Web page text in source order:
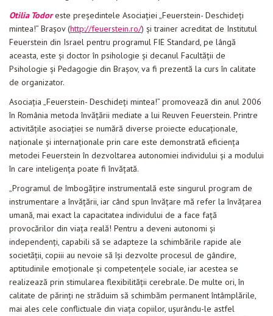
Otilia Todor este președintele Asociației „Feuerstein- Deschideți
mintea!” Braşov (http://feuerstein.ro/) și trainer acreditat de Institutul
Feuerstein din Israel pentru programul FIE Standard, pe lângă
aceasta, este și doctor în psihologie și decanul Facultății de
Psihologie și Pedagogie din Brașov, va fi prezentă la curs în calitate
de organizator.
Asociația „Feuerstein- Deschideți mintea!” promovează din anul 2006
în România metoda învățării mediate a lui Reuven Feuerstein. Printre
activitățile asociației se numără diverse proiecte educaționale,
naționale și internaționale prin care este demonstrată eficiența
metodei Feuerstein în dezvoltarea autonomiei individului și a modului
în care inteligența poate fi învățată.
„Programul de îmbogățire instrumentală este singurul program de
instrumentare a învățării, iar când spun învățare mă refer la învățarea
umană, mai exact la capacitatea individului de a face față
provocărilor din viața reală! Pentru a deveni autonomi și
independenți, capabili să se adapteze la schimbările rapide ale
societății, copiii au nevoie să își dezvolte procesul de gândire,
aptitudinile emoționale și competențele sociale, iar acestea se
realizează prin stimularea flexibilității cerebrale. De multe ori, în
calitate de părinți ne străduim să schimbăm permanent întâmplările,
mai ales cele conflictuale din viața copiilor, ușurându-le astfel